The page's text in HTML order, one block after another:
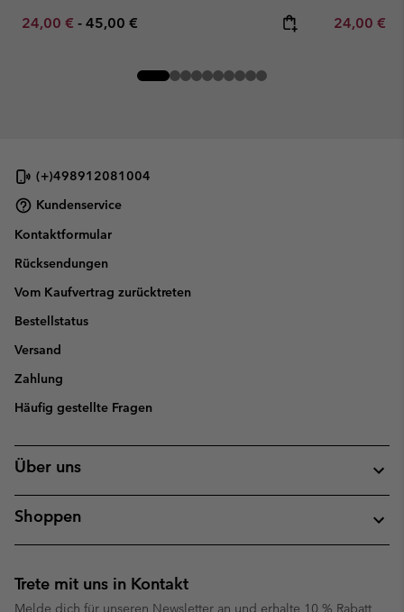
Minimum sale price:
24,00 € - Maximum price:
45,00 € Minimum
24,00 €
(+)498912081004
Kundenservice
Kontaktformular
Rücksendungen
Vom Kaufvertrag zurücktreten
Bestellstatus
Versand
Zahlung
Häufig gestellte Fragen
Über uns
Shoppen
Trete mit uns in Kontakt
Melde dich für unseren Newsletter an und erhalte 10 % Rabatt